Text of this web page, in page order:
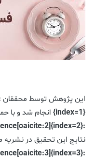
این پژوهش توسط محققان
{index=1} انجام شد و با
:contentReference[oaicite:2]{index=2}
نتایج این تحقیق در نشریه
:contentReference[oaicite:3]{index=3}